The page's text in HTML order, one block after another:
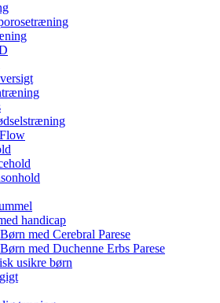
handicap
Børn med Cerebral Parese
Børn med Duchenne Erbs Parese
usikre børn